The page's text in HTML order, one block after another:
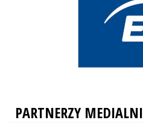
PARTNERZY MEDIALNI